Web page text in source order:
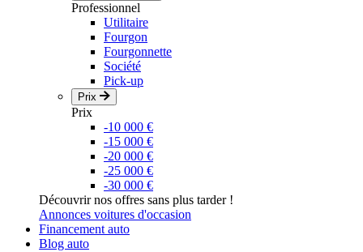
Professionnel
Utilitaire
Fourgon
Fourgonnette
Société
Pick-up
Prix
Prix
-10 000 €
-15 000 €
-20 000 €
-25 000 €
-30 000 €
Découvrir nos offres sans plus tarder !
Annonces voitures d'occasion
Financement auto
Blog auto